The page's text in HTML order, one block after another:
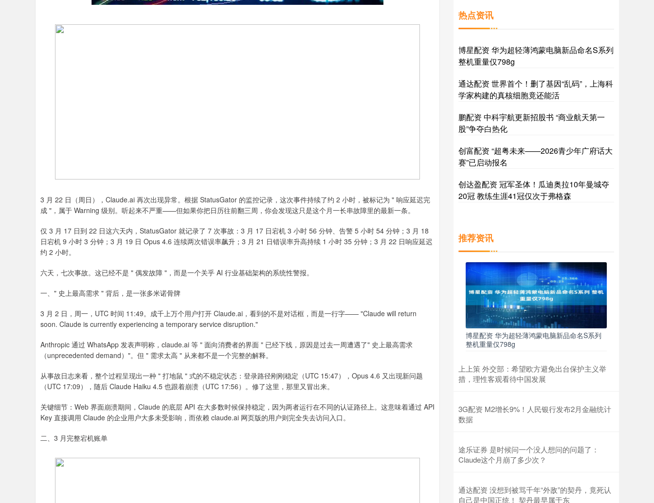
3 月 22 日（周日），Claude.ai 再次出现异常。根据 StatusGator 的监控记录，这次事件持续了约 2 小时，被标记为 " 响应延迟完
成 "，属于 Warning 级别。听起来不严重——但如果你把日历往前翻三周，你会发现这只是这个月一长串故障里的最新一条。
仅 3 月 17 日到 22 日这六天内，StatusGator 就记录了 7 次事故：3 月 17 日宕机 3 小时 56 分钟、告警 5 小时 54 分钟；3 月 18
日宕机 9 小时 3 分钟；3 月 19 日 Opus 4.6 连续两次错误率飙升；3 月 21 日错误率升高持续 1 小时 35 分钟；3 月 22 日响应延迟
约 2 小时。
六天，七次事故。这已经不是 " 偶发故障 "，而是一个关乎 AI 行业基础架构的系统性警报。
一、" 史上最高需求 " 背后，是一张多米诺骨牌
3 月 2 日，周一，UTC 时间 11:49。成千上万个用户打开 Claude.ai，看到的不是对话框，而是一行字—— "Claude will return
soon. Claude is currently experiencing a temporary service disruption."
Anthropic 通过 WhatsApp 发表声明称，claude.ai 等 " 面向消费者的界面 " 已经下线，原因是过去一周遭遇了" 史上最高需求
（unprecedented demand）"。但 " 需求太高 " 从来都不是一个完整的解释。
从事故日志来看，整个过程呈现出一种 " 打地鼠 " 式的不稳定状态：登录路径刚刚稳定（UTC 15:47），Opus 4.6 又出现新问题
（UTC 17:09），随后 Claude Haiku 4.5 也跟着崩溃（UTC 17:56）。修了这里，那里又冒出来。
关键细节：Web 界面崩溃期间，Claude 的底层 API 在大多数时候保持稳定，因为两者运行在不同的认证路径上。这意味着通过 API
Key 直接调用 Claude 的企业用户大多未受影响，而依赖 claude.ai 网页版的用户则完全失去访问入口。
二、3 月完整宕机账单
热点资讯
博星配资 华为超轻薄鸿蒙电脑新品命名S系列
整机重量仅798g
通达配资 世界首个！删了基因“乱码”，上海科
学家构建的真核细胞竟还能活
鹏配资 中科宇航更新招股书 “商业航天第一
股”争夺白热化
创富配资 “超粤未来——2026青少年广府话大
赛”已启动报名
创达盈配资 冠军圣体！瓜迪奥拉10年曼城夺
20冠 教练生涯41冠仅次于弗格森
推荐资讯
博星配资 华为超轻薄鸿蒙电脑新品命名S系列
整机重量仅798g
上上策 外交部：希望欧方避免出台保护主义举
措，理性客观看待中国发展
3G配资 M2增长9%！人民银行发布2月金融统计
数据
途乐证券 是时候问一个没人想问的问题了：
Claude这个月崩了多少次？
通达配资 没想到被骂千年“外敌”的契丹，竟死认
自己是中国正统！ 契丹最早属于东